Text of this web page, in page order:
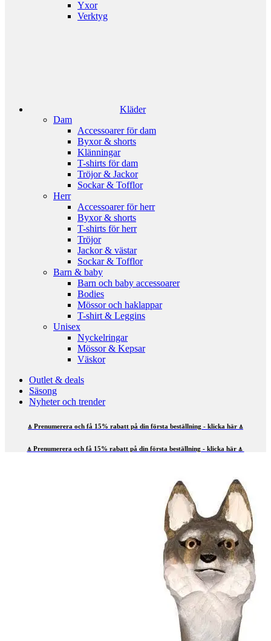
Yxor
Verktyg
Kläder
Dam
Accessoarer för dam
Byxor & shorts
Klänningar
T-shirts för dam
Tröjor & Jackor
Sockar & Tofflor
Herr
Accessoarer för herr
Byxor & shorts
T-shirts för herr
Tröjor
Jackor & västar
Sockar & Tofflor
Barn & baby
Barn och baby accessoarer
Bodies
Mössor och haklappar
T-shirt & Leggins
Unisex
Nyckelringar
Mössor & Kepsar
Väskor
Outlet & deals
Säsong
Nyheter och trender
⍋ Prenumerera och få 15% rabatt på din första beställning - klicka här ⍋
⍋ Prenumerera och få 15% rabatt på din första beställning - klicka här ⍋